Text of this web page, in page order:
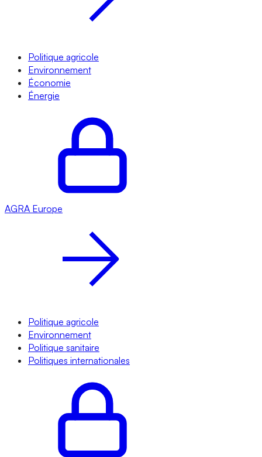
Politique agricole
Environnement
Économie
Énergie
AGRA Europe
Politique agricole
Environnement
Politique sanitaire
Politiques internationales